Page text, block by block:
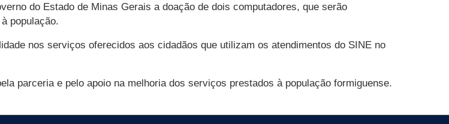
do Estado de Minas Gerais a doação de dois computadores, que serão
população.
nos serviços oferecidos aos cidadãos que utilizam os atendimentos do SINE no
parceria e pelo apoio na melhoria dos serviços prestados à população formiguense.